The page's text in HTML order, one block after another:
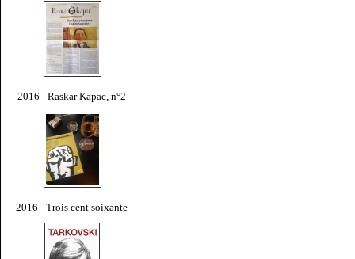
2016 - Raskar Kapac, n°2
2016 - Trois cent soixante